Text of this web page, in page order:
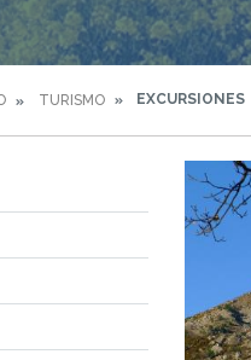
TURISMO EXCURSIONES